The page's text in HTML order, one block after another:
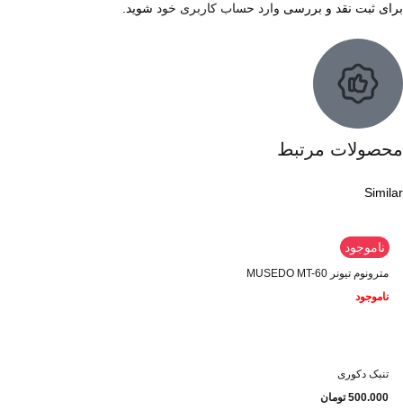
برای ثبت نقد و بررسی وارد حساب کاربری خود شوید.
محصولات مرتبط
Similar
ناموجود
مترونوم تیونر MUSEDO MT-60
ناموجود
تنبک دکوری
500.000 تومان